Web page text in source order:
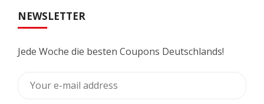
NEWSLETTER
Jede Woche die besten Coupons Deutschlands!